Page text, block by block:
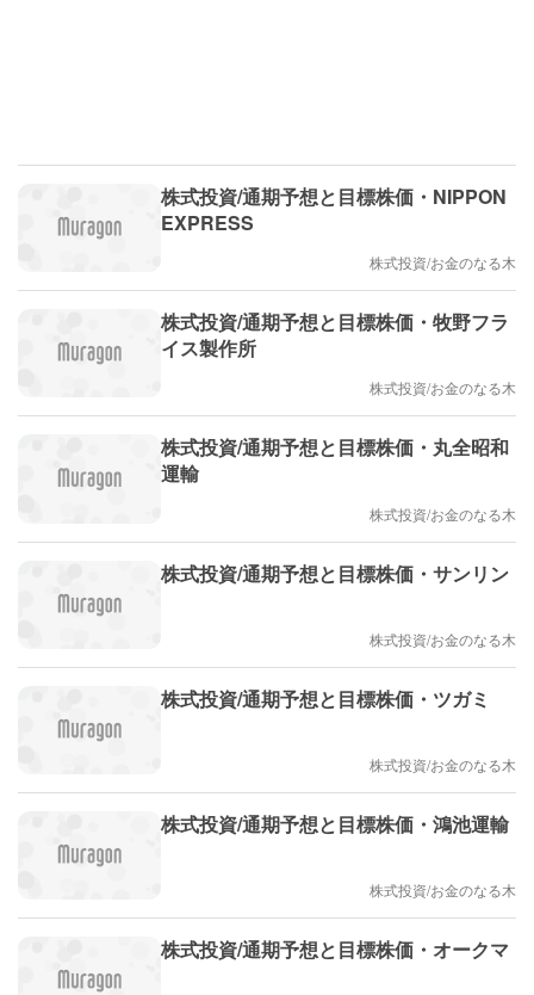
株式投資/通期予想と目標株価・NIPPON
EXPRESS
株式投資/お金のなる木
株式投資/通期予想と目標株価・牧野フラ
イス製作所
株式投資/お金のなる木
株式投資/通期予想と目標株価・丸全昭和
運輸
株式投資/お金のなる木
株式投資/通期予想と目標株価・サンリン
株式投資/お金のなる木
株式投資/通期予想と目標株価・ツガミ
株式投資/お金のなる木
株式投資/通期予想と目標株価・鴻池運輸
株式投資/お金のなる木
株式投資/通期予想と目標株価・オークマ